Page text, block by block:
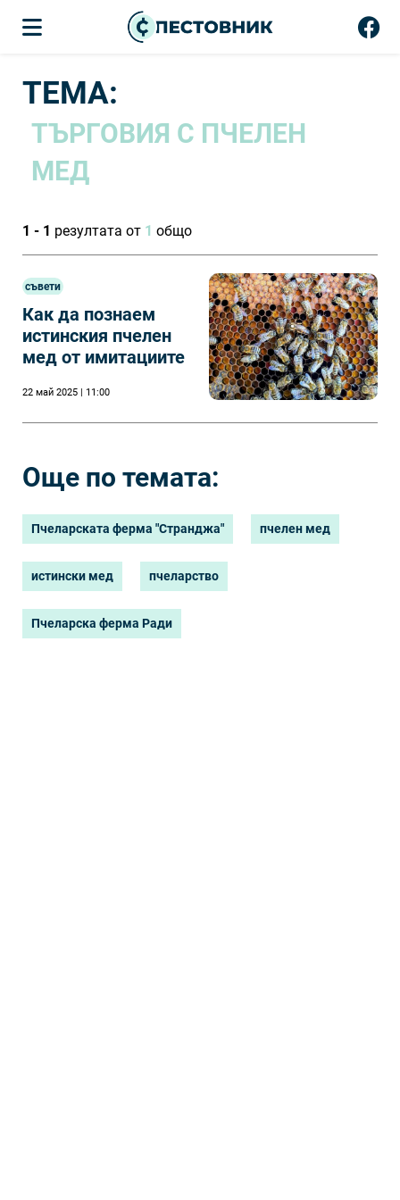
ТЕМА:
ТЪРГОВИЯ С ПЧЕЛЕН
МЕД
1 - 1 резултата от 1 общо
съвети
Как да познаем
истинския пчелен
мед от имитациите
22 май 2025 | 11:00
Още по темата:
Пчеларската ферма "Странджа" пчелен мед
истински мед пчеларство
Пчеларска ферма Ради